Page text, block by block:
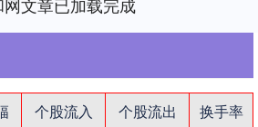
个股流入 个股流出
换手率